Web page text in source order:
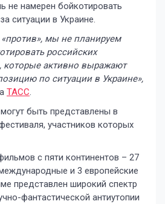
не намерен бойкотировать
ситуации в Украине.
мы не планируем
российских
, которые активно выражают
по ситуации в Украине»,
ТАСС
быть представлены в
участников которых
с пяти континентов – 27
и 3 европейские
представлен широкий спектр
фантастической антиутопии